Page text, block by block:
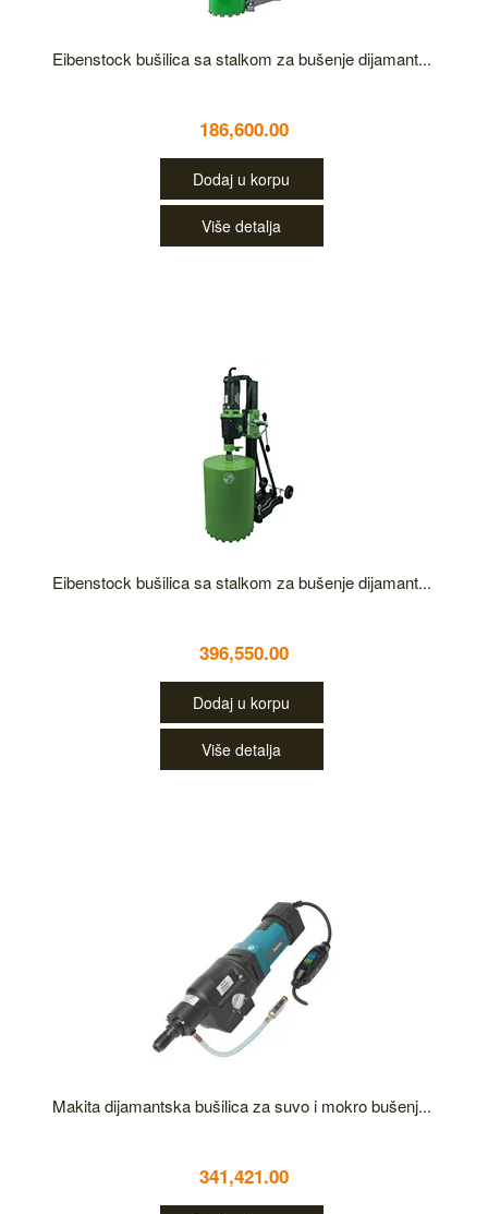
Eibenstock bušilica sa stalkom za bušenje dijamant...
186,600.00
Dodaj u korpu
Više detalja
Eibenstock bušilica sa stalkom za bušenje dijamant...
396,550.00
Dodaj u korpu
Više detalja
Makita dijamantska bušilica za suvo i mokro bušenj...
341,421.00